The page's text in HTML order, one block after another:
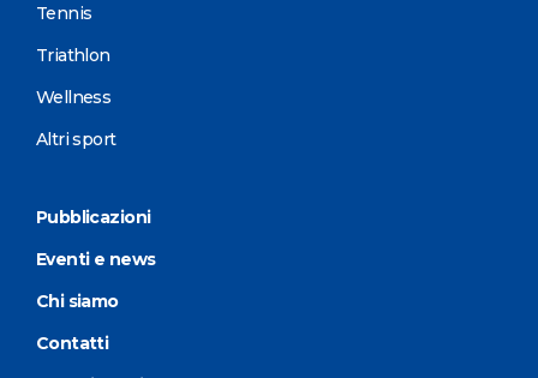
Tennis
Triathlon
Wellness
Altri sport
Pubblicazioni
Eventi e news
Chi siamo
Contatti